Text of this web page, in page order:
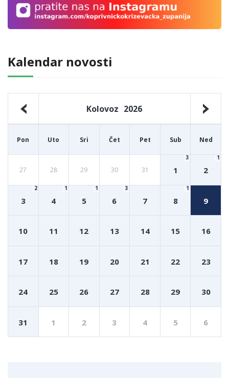
Kalendar novosti
Kolovoz 2026
Pon Uto Sri Čet Pet Sub Ned
27 28 29 30 31 1
3
2
1
3
2
4
1
5
1
6
3
7 8
1
9
10 11 12 13 14 15 16
17 18 19 20 21 22 23
24 25 26 27 28 29 30
31 1 2 3 4 5 6